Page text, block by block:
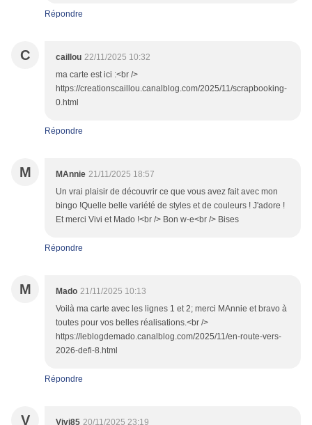
Répondre
C caillou 22/11/2025 10:32
ma carte est ici :<br />
https://creationscaillou.canalblog.com/2025/11/scrapbooking-
0.html
Répondre
M MAnnie 21/11/2025 18:57
Un vrai plaisir de découvrir ce que vous avez fait avec mon
bingo !Quelle belle variété de styles et de couleurs ! J'adore !
Et merci Vivi et Mado !<br /> Bon w-e<br /> Bises
Répondre
M Mado 21/11/2025 10:13
Voilà ma carte avec les lignes 1 et 2; merci MAnnie et bravo à
toutes pour vos belles réalisations.<br />
https://leblogdemado.canalblog.com/2025/11/en-route-vers-
2026-defi-8.html
Répondre
V Vivi85 20/11/2025 23:19